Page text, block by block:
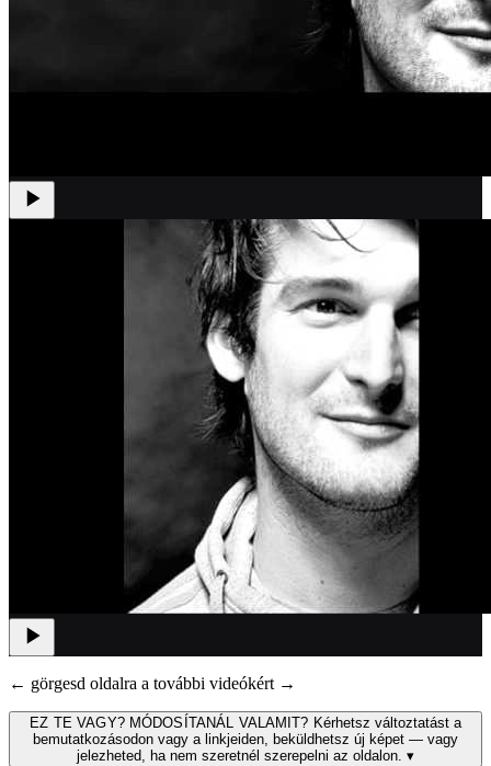
← görgesd oldalra a további videókért →
EZ TE VAGY? MÓDOSÍTANÁL VALAMIT? Kérhetsz változtatást a
bemutatkozásodon vagy a linkjeiden, beküldhetsz új képet — vagy
jelezheted, ha nem szeretnél szerepelni az oldalon. ▾